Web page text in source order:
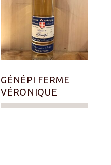
GÉNÉPI FERME
VÉRONIQUE